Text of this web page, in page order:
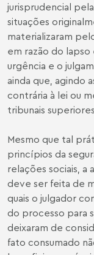
jurisprudencial
situações
materializaram
em razão do
urgência e o
ainda que, agindo
contrária à lei ou
tribunais
Mesmo que tal
princípios da
relações sociais, a
deve ser feita de
quais o julgador
do processo para
deixaram de
fato consumado